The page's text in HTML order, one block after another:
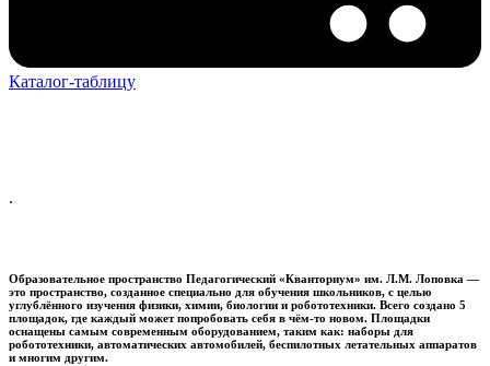
Каталог-таблицу
.
Образовательное пространство Педагогический «Кванториум» им. Л.М. Лоповка —
это пространство, созданное специально для обучения школьников, с целью
углублённого изучения физики, химии, биологии и робототехники. Всего создано 5
площадок, где каждый может попробовать себя в чём-то новом. Площадки
оснащены самым современным оборудованием, таким как: наборы для
робототехники, автоматических автомобилей, беспилотных летательных аппаратов
и многим другим.